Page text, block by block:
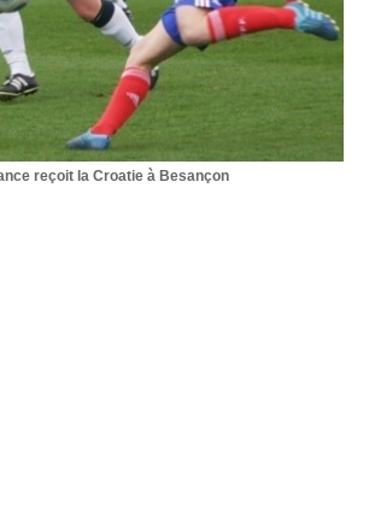
reçoit la Croatie à Besançon